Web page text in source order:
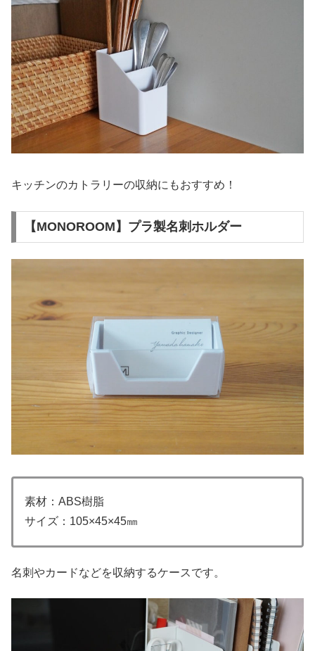
キッチンのカトラリーの収納にもおすすめ！
【MONOROOM】プラ製名刺ホルダー
素材：ABS樹脂
サイズ：105×45×45㎜
名刺やカードなどを収納するケースです。